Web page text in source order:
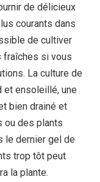
de délicieux
courants dans
de cultiver
fraîches si vous
La culture de
et ensoleillé, une
bien drainé et
ou des plants
le dernier gel de
trop tôt peut
la plante.